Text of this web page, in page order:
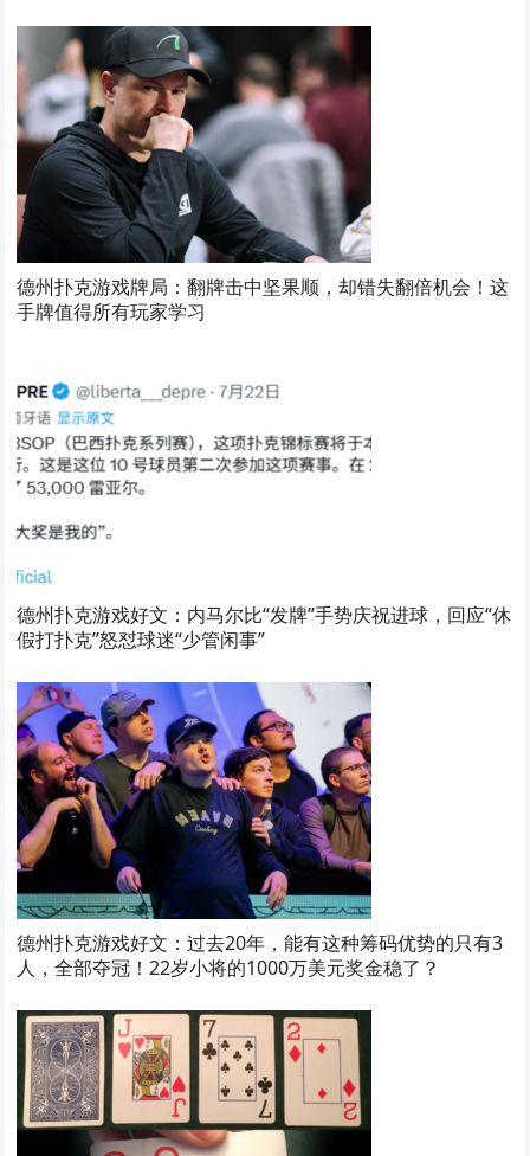
德州扑克游戏牌局：翻牌击中坚果顺，却错失翻倍机会！这
手牌值得所有玩家学习
德州扑克游戏好文：内马尔比“发牌”手势庆祝进球，回应“休
假打扑克”怒怼球迷“少管闲事”
德州扑克游戏好文：过去20年，能有这种筹码优势的只有3
人，全部夺冠！22岁小将的1000万美元奖金稳了？